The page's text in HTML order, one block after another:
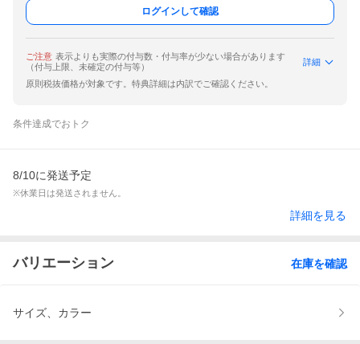
ログインして確認
ご注意 表示よりも実際の付与数・付与率が少ない場合があります
（付与上限、未確定の付与等）
詳細
原則税抜価格が対象です。特典詳細は内訳でご確認ください。
条件達成でおトク
8/10に発送予定
※休業日は発送されません。
詳細を見る
バリエーション 在庫を確認
サイズ、カラー